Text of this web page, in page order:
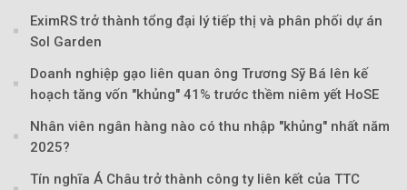
EximRS trở thành tổng đại lý tiếp thị và phân phối dự án
Sol Garden
Doanh nghiệp gạo liên quan ông Trương Sỹ Bá lên kế
hoạch tăng vốn "khủng" 41% trước thềm niêm yết HoSE
Nhân viên ngân hàng nào có thu nhập "khủng" nhất năm
2025?
Tín nghĩa Á Châu trở thành công ty liên kết của TTC